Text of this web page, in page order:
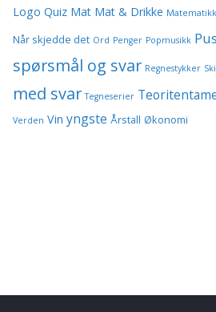
Logo Quiz Mat Mat & Drikke Matematikk
Når skjedde det Ord Penger Popmusikk
spørsmål og svar Regnestykker
med svar Tegneserier
Verden Vin yngste Årstall Økonomi